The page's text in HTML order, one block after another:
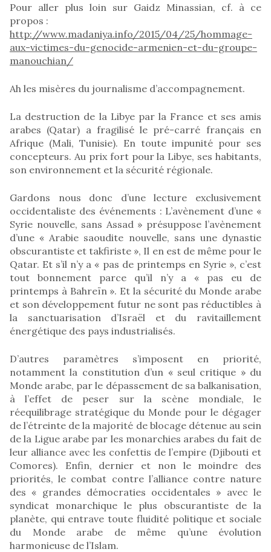
Pour aller plus loin sur Gaidz Minassian, cf. à ce
propos :
http://www.madaniya.info/2015/04/25/hommage-
aux-victimes-du-genocide-armenien-et-du-groupe-
manouchian/
Ah les misères du journalisme d’accompagnement.
La destruction de la Libye par la France et ses amis
arabes (Qatar) a fragilisé le pré-carré français en
Afrique (Mali, Tunisie). En toute impunité pour ses
concepteurs. Au prix fort pour la Libye, ses habitants,
son environnement et la sécurité régionale.
Gardons nous donc d’une lecture exclusivement
occidentaliste des événements : L’avènement d’une «
Syrie nouvelle, sans Assad » présuppose l’avènement
d’une « Arabie saoudite nouvelle, sans une dynastie
obscurantiste et takfiriste », Il en est de même pour le
Qatar. Et s’il n’y a « pas de printemps en Syrie », c’est
tout bonnement parce qu’il n’y a « pas eu de
printemps à Bahreïn ». Et la sécurité du Monde arabe
et son développement futur ne sont pas réductibles à
la sanctuarisation d’Israël et du ravitaillement
énergétique des pays industrialisés.
D’autres paramètres s’imposent en priorité,
notamment la constitution d’un « seul critique » du
Monde arabe, par le dépassement de sa balkanisation,
à l’effet de peser sur la scène mondiale, le
réequilibrage stratégique du Monde pour le dégager
de l’étreinte de la majorité de blocage détenue au sein
de la Ligue arabe par les monarchies arabes du fait de
leur alliance avec les confettis de l’empire (Djibouti et
Comores). Enfin, dernier et non le moindre des
priorités, le combat contre l’alliance contre nature
des « grandes démocraties occidentales » avec le
syndicat monarchique le plus obscurantiste de la
planète, qui entrave toute fluidité politique et sociale
du Monde arabe de même qu’une évolution
harmonieuse de l’Islam.